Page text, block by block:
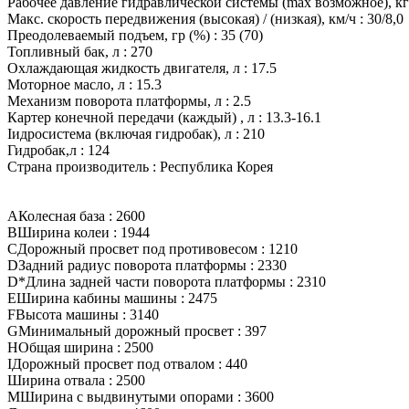
Макс. скорость передвижения (высокая) / (низкая), км/ч : 30/8,0
Преодолеваемый подъем, гр (%) : 35 (70)
Топливный бак, л : 270
Охлаждающая жидкость двигателя, л : 17.5
Моторное масло, л : 15.3
Механизм поворота платформы, л : 2.5
Картер конечной передачи (каждый) , л : 13.3-16.1
Iидросистема (включая гидробак), л : 210
Гидробак,л : 124
Страна производитель : Республика Корея
AКолесная база : 2600
BШирина колеи : 1944
CДорожный просвет под противовесом : 1210
DЗадний радиус поворота платформы : 2330
D*Длина задней части поворота платформы : 2310
EШирина кабины машины : 2475
FВысота машины : 3140
GМинимальный дорожный просвет : 397
HОбщая ширина : 2500
IДорожный просвет под отвалом : 440
Ширина отвала : 2500
MШирина с выдвинутыми опорами : 3600